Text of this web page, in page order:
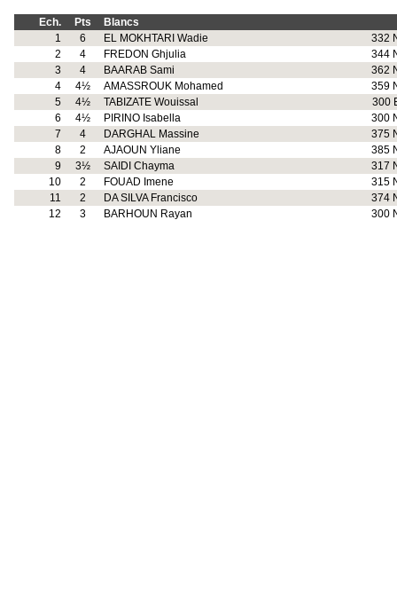
Ech. Pts
Blancs
1
6 EL MOKHTARI Wadie
332
2
4 FREDON Ghjulia
344
3
4 BAARAB Sami
362
4
4½ AMASSROUK Mohamed
359
5
4½ TABIZATE Wouissal
300
6
4½ PIRINO Isabella
300
7
4 DARGHAL Massine
375
8
2 AJAOUN Yliane
385
9
3½ SAIDI Chayma
317
10
2 FOUAD Imene
315
11
2 DA SILVA Francisco
374
12
3 BARHOUN Rayan 300